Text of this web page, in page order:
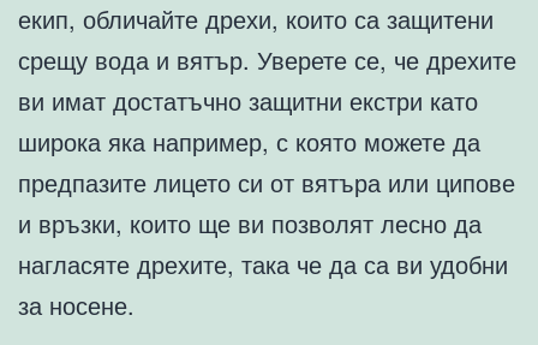
екип, обличайте дрехи, които са защитени
срещу вода и вятър. Уверете се, че дрехите
ви имат достатъчно защитни екстри като
широка яка например, с която можете да
предпазите лицето си от вятъра или ципове
и връзки, които ще ви позволят лесно да
нагласяте дрехите, така че да са ви удобни
за носене.